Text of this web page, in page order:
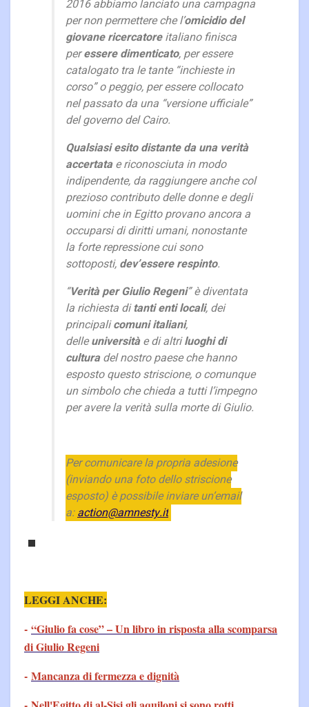
2016 abbiamo lanciato una campagna
per non permettere che l’omicidio del
giovane ricercatoreitaliano finisca
peressere dimenticato, per essere
catalogato tra le tante “inchieste in
corso” o peggio, per essere collocato
nel passato da una “versione ufficiale”
del governo del Cairo.
Qualsiasi esito distante da una verità
accertatae riconosciuta in modo
indipendente, da raggiungere anche col
prezioso contributo delle donne e degli
uomini che in Egitto provano ancora a
occuparsi di diritti umani, nonostante
la forte repressione cui sono
sottoposti, dev’essere respinto.
“Verità per Giulio Regeni” è diventata
la richiesta ditanti enti locali, dei
principalicomuni italiani,
delleuniversitàe di altriluoghi di
culturadel nostro paese che hanno
esposto questo striscione, o comunque
un simbolo che chieda a tutti l’impegno
per avere la verità sulla morte di Giulio.
Per comunicare la propria adesione
(inviando una foto dello striscione
esposto) è possibile inviare un’email
a:action@amnesty.it
LEGGI ANCHE:
- “Giulio fa cose” – Un libro in risposta alla scomparsa
di Giulio Regeni
- Mancanza di fermezza e dignità